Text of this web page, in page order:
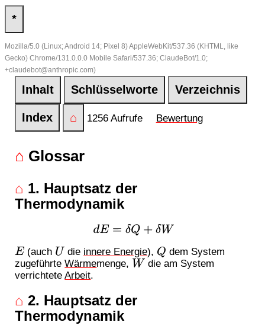
*
Mozilla/5.0 (Linux; Android 14; Pixel 8) AppleWebKit/537.36 (KHTML, like
Gecko) Chrome/131.0.0.0 Mobile Safari/537.36; ClaudeBot/1.0;
+claudebot@anthropic.com)
Inhalt Schlüsselworte Verzeichnis
Index ⌂ 1256 Aufrufe Bewertung
⌂ Glossar
⌂ 1. Hauptsatz der
Thermodynamik
d E= δQ+ δW
E (auch U die innere Energie), Q dem System
zugeführteWärmemenge, W die am System
verrichteteArbeit.
⌂ 2. Hauptsatz der
Thermodynamik